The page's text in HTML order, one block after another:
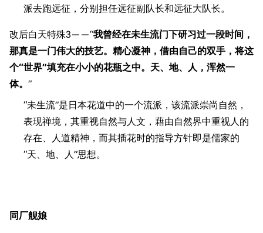
派去跑远征，分别担任远征副队长和远征大队长。
改后白天特殊3——“我曾经在未生流门下研习过一段时间，
那真是一门伟大的技艺。精心凝神，借由自己的双手，将这
个“世界”填充在小小的花瓶之中。天、地、人，浑然一
体。 ”
“未生流”是日本花道中的一个流派，该流派崇尚自然，
表现禅境，其重视自然与人文，藉由自然界中重视人的
存在、人道精神，而其插花时的指导方针即是儒家的
“天、地、人”思想。
同厂舰娘